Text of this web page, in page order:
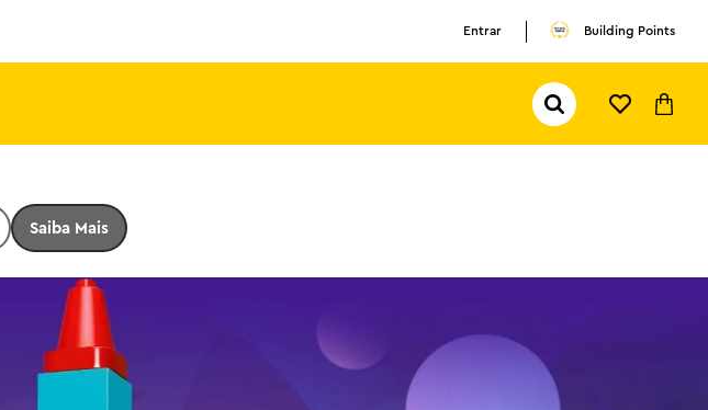
Entrar Building Points
Pesquisar...
Saiba Mais
TERMOS MAIS BUSCADOS